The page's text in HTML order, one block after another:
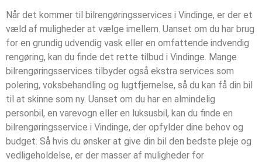
Når det kommer til bilrengøringsservices i Vindinge, er der et
væld af muligheder at vælge imellem. Uanset om du har brug
for en grundig udvendig vask eller en omfattende indvendig
rengøring, kan du finde det rette tilbud i Vindinge. Mange
bilrengøringsservices tilbyder også ekstra services som
polering, voksbehandling og lugtfjernelse, så du kan få din bil
til at skinne som ny. Uanset om du har en almindelig
personbil, en varevogn eller en luksusbil, kan du finde en
bilrengøringsservice i Vindinge, der opfylder dine behov og
budget. Så hvis du ønsker at give din bil den bedste pleje og
vedligeholdelse, er der masser af muligheder for